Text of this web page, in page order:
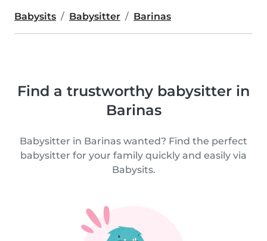
Babysits Babysitter Barinas
Find a trustworthy babysitter in
Barinas
Babysitter in Barinas wanted? Find the perfect
babysitter for your family quickly and easily via
Babysits.